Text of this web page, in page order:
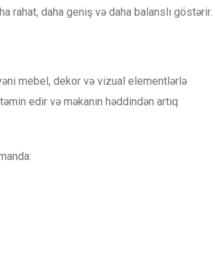
rahat, daha geniş və daha balanslı göstərir.
mebel, dekor və vizual elementlərlə
edir və məkanın həddindən artıq